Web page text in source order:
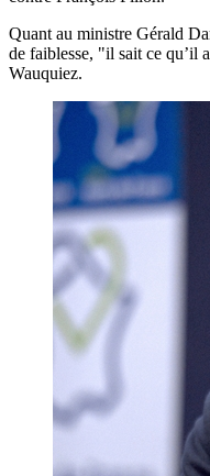
Quant au ministre Gérald
de faiblesse, "il sait ce
Wauquiez.